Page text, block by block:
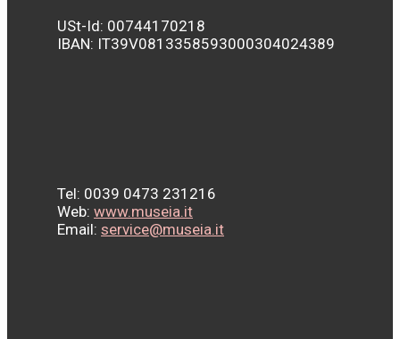
USt-Id: 00744170218
IBAN: IT39V0813358593000304024389
Tel: 0039 0473 231216
Web: www.museia.it
Email: service@museia.it